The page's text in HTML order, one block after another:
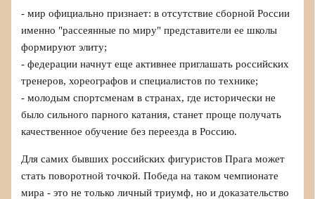
- мир официально признает: в отсутствие сборной России
именно "рассеянные по миру" представители ее школы
формируют элиту;
- федерации начнут еще активнее приглашать российских
тренеров, хореографов и специалистов по технике;
- молодым спортсменам в странах, где исторически не
было сильного парного катания, станет проще получать
качественное обучение без переезда в Россию.
Для самих бывших российских фигуристов Прага может
стать поворотной точкой. Победа на таком чемпионате
мира - это не только личный триумф, но и доказательство